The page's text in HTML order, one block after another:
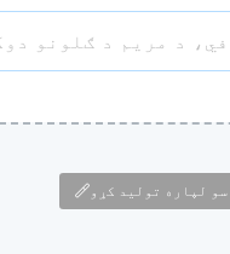
لپاره تولید کړو